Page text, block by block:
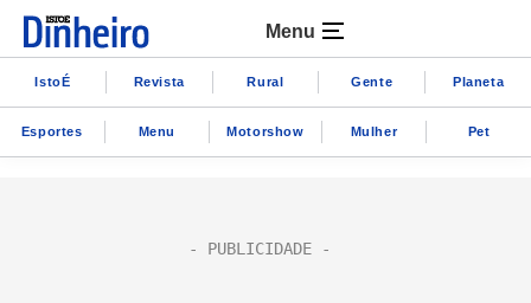
Menu
IstoÉ Revista Rural Gente Planeta
Esportes Menu Motorshow Mulher Pet